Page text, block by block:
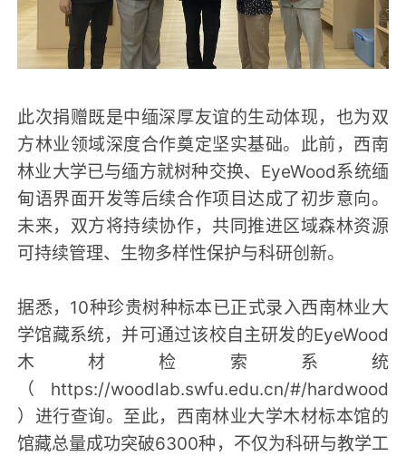
此次捐赠既是中缅深厚友谊的生动体现，也为双
方林业领域深度合作奠定坚实基础。此前，西南
林业大学已与缅方就树种交换、EyeWood系统缅
甸语界面开发等后续合作项目达成了初步意向。
未来，双方将持续协作，共同推进区域森林资源
可持续管理、生物多样性保护与科研创新。
据悉，10种珍贵树种标本已正式录入西南林业大
学馆藏系统，并可通过该校自主研发的EyeWood
木材检索系统
（https://woodlab.swfu.edu.cn/#/hardwood
）进行查询。至此，西南林业大学木材标本馆的
馆藏总量成功突破6300种，不仅为科研与教学工